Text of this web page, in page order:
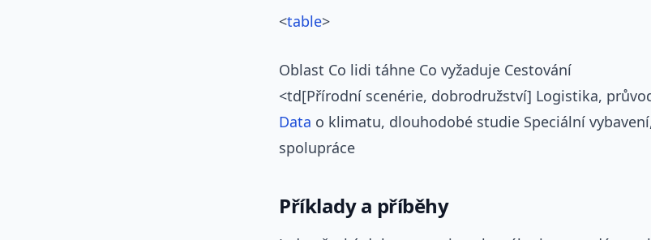
<table>
Oblast Co lidi táhne Co vyžaduje Cestování
<td[Přírodní scenérie, dobrodružství] Logistika,
Data o klimatu, dlouhodobé studie Speciální
spolupráce
Příklady a příběhy